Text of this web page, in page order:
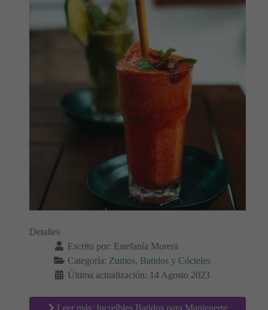
Detalles
Escrito por: Estefanía Morera
Categoría: Zumos, Batidos y Cócteles
Última actualización: 14 Agosto 2023
Leer más: Increíbles Batidos para Mantenerte